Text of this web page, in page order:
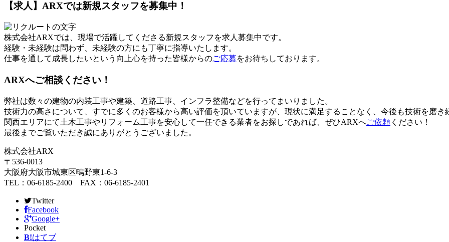
【求人】ARXでは新規スタッフを募集中！
株式会社ARXでは、現場で活躍してくださる新規スタッフを求人募集中です。
経験・未経験は問わず、未経験の方にも丁寧に指導いたします。
仕事を通して成長したいという向上心を持った皆様からのご応募をお待ちしております。
ARXへご相談ください！
弊社は数々の建物の内装工事や建築、道路工事、インフラ整備などを行ってまいりました。
技術力の高さについて、すでに多くのお客様から高い評価を頂いていますが、現状に満足することなく、今後も技術を磨き
関西エリアにて土木工事やリフォーム工事を安心して一任できる業者をお探しであれば、ぜひARXへご依頼 ください！
最後までご覧いただき誠にありがとうございました。
株式会社ARX
〒536-0013
大阪府大阪市城東区鴫野東1-6-3
TEL：06-6185-2400 FAX：06-6185-2401
Twitter
Facebook
Google+
Pocket
B!はてブ